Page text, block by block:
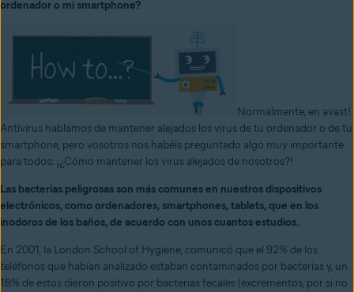
ordenador o mi smartphone?
Normalmente, en avast!
Antivirus hablamos de mantener alejados los virus de tu ordenador o de tu
smartphone, pero vosotros nos habéis preguntado algo muy importante
para todos: ¡¿Cómo mantener los virus alejados de nosotros?!
Las bacterias peligrosas son más comunes en nuestros dispositivos
electrónicos, como ordenadores, smartphones, tablets, que en los
inodoros de los baños, de acuerdo con unos cuantos estudios.
En 2001, la London School of Hygiene, comunicó que el 92% de los
teléfonos que habían analizado estaban contaminados por bacterias y, un
18% de estos dieron positivo por bacterias fecales (excrementos, por si no